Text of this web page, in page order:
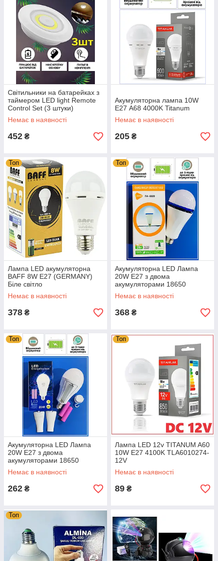
Світильники на батарейках з
таймером LED light Remote
Control Set (3 штуки)
Немає в наявності
452 ₴
Акумуляторна лампа 10W
E27 А68 4000K Titanum
Немає в наявності
205 ₴
Топ
Лампа LED акумуляторна
BAFF 8W Е27 (GERMANY)
Біле світло
Немає в наявності
378 ₴
Топ
Акумуляторна LED Лампа
20W Е27 з двома
акумуляторами 18650
(розбірна)
Немає в наявності
368 ₴
Топ
Акумуляторна LED Лампа
20W Е27 з двома
акумуляторами 18650
(+підвісний патрон)
Немає в наявності
262 ₴
Топ
Лампа LED 12v TITANUM A60
10W E27 4100K TLA6010274-
12V
Немає в наявності
89 ₴
Топ